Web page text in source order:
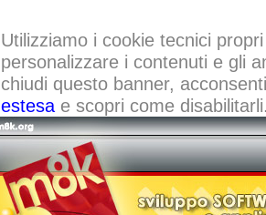
Utilizziamo i cookie tecnici
personalizzare i contenuti e gli
chiudi questo banner,
estesae scopri come